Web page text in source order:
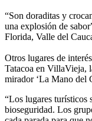
“Son doraditas y
una explosión de
Florida, Valle del
Otros lugares de
Tatacoa en VillaVieja,
mirador ‘La Mano del
“Los lugares turísticos
bioseguridad. Los